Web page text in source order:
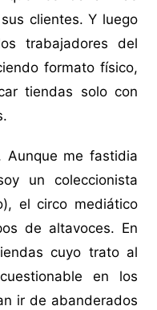
clientes. Y luego
trabajadores del
formato físico,
tiendas solo con
Aunque me fastidia
un coleccionista
el circo mediático
de altavoces. En
cuyo trato al
en los
ir de abanderados